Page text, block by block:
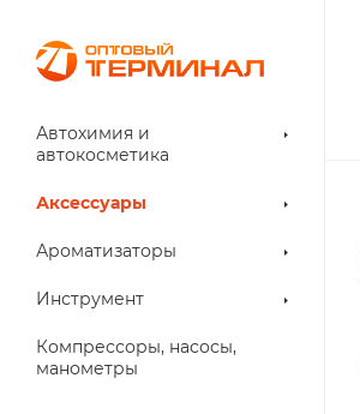
Автохимия и
автокосметика
Аксессуары
Ароматизаторы
Инструмент
Компрессоры, насосы,
манометры